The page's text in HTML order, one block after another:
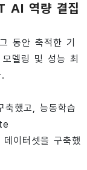
AI 역량 결집
동안 축적한 기
델링 및 성능 최
했고, 능동학습
이터셋을 구축했